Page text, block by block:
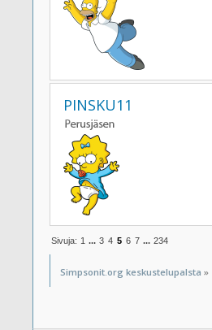
PINSKU11
Sivuja: 1 ... 3 4 5 6 7 ... 234
Simpsonit.org keskustelupalsta »